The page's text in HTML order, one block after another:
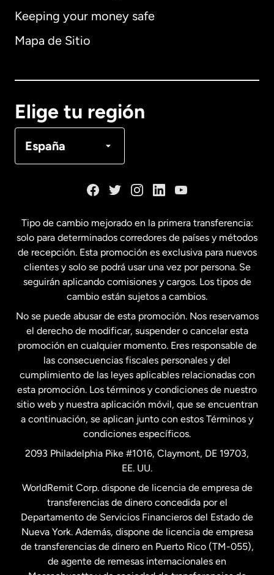
Keeping your money safe
Mapa de Sitio
Elige tu región
España
Alemania
Français
Estados Unidos English
Estados Unidos Español
Francia
Malasia
Nueva Zelanda
Países Bajos
Suecia
Tipo de cambio mejorado en la primera transferencia:
solo para determinados corredores de países y métodos
de recepción. Esta promoción es exclusiva para nuevos
clientes y solo se podrá usar una vez por persona. Se
seguirán aplicando comisiones y cargos. Los tipos de
cambio están sujetos a cambios.
No se puede abusar de esta promoción. Nos reservamos
el derecho de modificar, suspender o cancelar esta
promoción en cualquier momento. Eres responsable de
las consecuencias fiscales personales y del
cumplimiento de las leyes aplicables relacionadas con
esta promoción. Los términos y condiciones de nuestro
sitio web y nuestra aplicación móvil, que se encuentran
a continuación, se aplican junto con estos Términos y
condiciones específicos.
2093 Philadelphia Pike #1016, Claymont, DE 19703,
EE. UU.
WorldRemit Corp. dispone de licencia de empresa de
transferencias de dinero concedida por el
Departamento de Servicios Financieros del Estado de
Nueva York. Además, dispone de licencia de empresa
de transferencias de dinero en Puerto Rico (TM-055),
de agente de remesas internacionales en